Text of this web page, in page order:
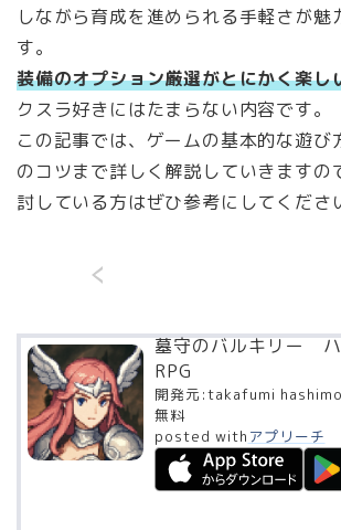
しながら育成を進められる手軽さが魅
す。
装備のオプション厳選がとにかく楽し
クスラ好きにはたまらない内容です。
この記事では、ゲームの基本的な遊び
のコツまで詳しく解説していきますの
討している方はぜひ参考にしてくださ
墓守のバルキリー
RPG
開発元:takafumi
無料
posted with アプリーチ